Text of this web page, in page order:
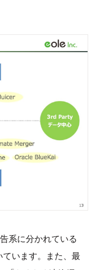
系に分かれている
います。また、最